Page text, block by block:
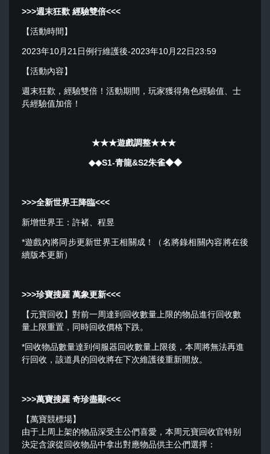
>>>週末狂歡 經驗雙倍<<<
【活動時間】
2023年10月21日例行維護後-2023年10月22日23:59
【活動內容】
週末狂歡，經驗雙倍！活動期間，玩家獲得角色經驗值、士
兵經驗值加倍！
★★★遊戲調整★★★
◆◆S1-青龍&S2朱雀◆◆
>>>全新世界王降臨<<<
新增世界王：許褚、程昱
*遊戲內將同步更新世界王相關成！（名將錄相關內容將在後
續版本更新）
>>>珍寶搜羅 萬象更新<<<
【元寶回收】對前一周達到回收數量上限的物品進行回收數
量上限重置，同時回收價格下跌。
*回收物品數量達到伺服器回收數量上限後，本周將無法再進
行回收，該道具的回收將在下次維護後重新開放。
>>>萬寶搜羅 奇珍盡顯<<<
【萬寶競標場】
由于上周上架的物品深受主公們喜愛，本周元寶回收官特别
決定含淚從回收物品中拿出對應物品供主公們選擇：